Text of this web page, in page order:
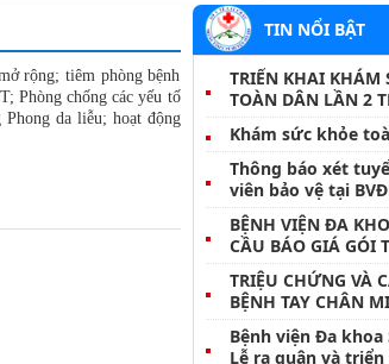
HOẠCH NGHIỆP VỤ - ĐIỀU DƯỠNG
TOÁN - TÀI CHÍNH
CHỨC HÀNH CHÍNH
rộng; tiêm phòng bệnh
Phòng chống các yếu tố
Phong da liễu; hoạt động
TIN NỔI BẬT
TRIỂN KHAI KHÁM
TOÀN DÂN LẦN 2
XÃ TỦA SÍN CHẢI
Khám sức khỏe
Thông báo xét
viên bảo vệ tại
2026
BỆNH VIỆN ĐA
CẦU BÁO GIÁ GÓI
SƠ ĐĂNG KÝ MÔI
2026
TRIỆU CHỨNG VÀ
BỆNH TAY CHÂN
Bệnh viện Đa
Lễ ra quân và